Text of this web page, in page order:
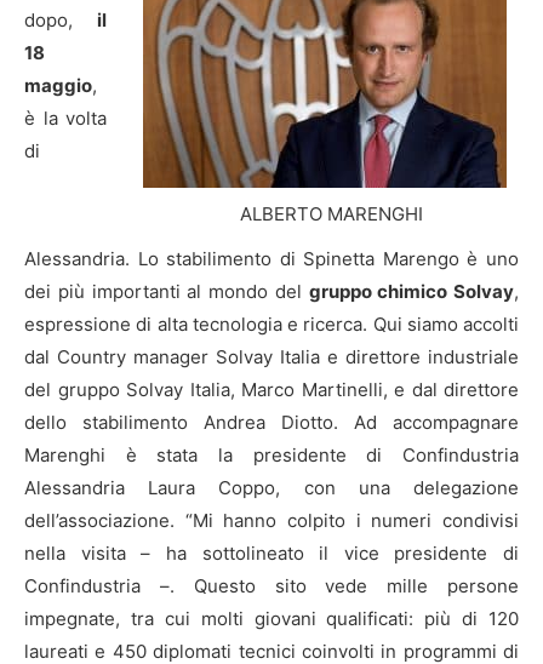
ALBERTO MARENGHI
dopo, il
18
maggio,
è la volta
di
Alessandria. Lo stabilimento di Spinetta Marengo è uno
dei più importanti al mondo del gruppo chimico Solvay,
espressione di alta tecnologia e ricerca. Qui siamo accolti
dal Country manager Solvay Italia e direttore industriale
del gruppo Solvay Italia, Marco Martinelli, e dal direttore
dello stabilimento Andrea Diotto. Ad accompagnare
Marenghi è stata la presidente di Confindustria
Alessandria Laura Coppo, con una delegazione
dell’associazione. “Mi hanno colpito i numeri condivisi
nella visita – ha sottolineato il vice presidente di
Confindustria –. Questo sito vede mille persone
impegnate, tra cui molti giovani qualificati: più di 120
laureati e 450 diplomati tecnici coinvolti in programmi di